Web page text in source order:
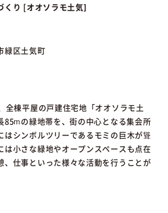
くり [オオソラモ土気]
緑区土気町
全棟平屋の戸建住宅地「オオソラモ土
85mの緑地帯を、街の中心となる集会所
はシンボルツリーであるモミの巨木が聳
は小さな緑地やオープンスペースも点在
、仕事といった様々な活動を行うことが